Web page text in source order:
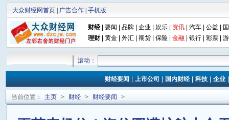
大众财经网首页| 广告合作| 手机版
财经| 要闻 品牌| 企业 娱乐| 资讯| 汽车| 公益
理财| 黄金| 外汇| 期货| 保险| 金融| 银行 彩票|
滚动：
财经要闻 |上市公司|国内财经|科技|企业
当前位置： 主页 > 财经 > 财经要闻 >